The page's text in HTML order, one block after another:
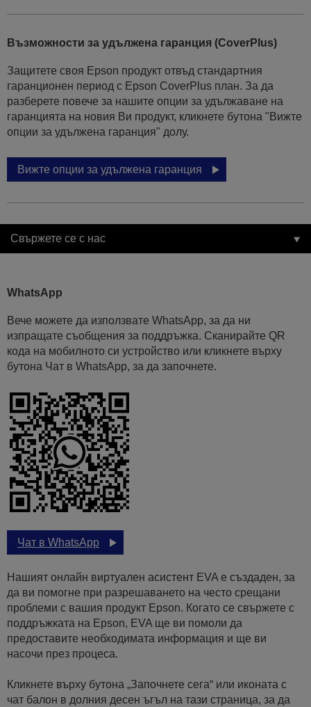
Възможности за удължена гаранция (CoverPlus)
Защитете своя Epson продукт отвъд стандартния
гаранционен период с Epson CoverPlus план. За да
разберете повече за нашите опции за удължаване на
гаранцията на новия Ви продукт, кликнете бутона "Вижте
опции за удължена гаранция" долу.
Вижте опции за удължена гаранция
Свържете се с нас
WhatsApp
Вече можете да използвате WhatsApp, за да ни
изпращате съобщения за поддръжка. Сканирайте QR
кода на мобилното си устройство или кликнете върху
бутона Чат в WhatsApp, за да започнете.
Чат в WhatsApp
Нашият онлайн виртуален асистент EVA е създаден, за
да ви помогне при разрешаването на често срещани
проблеми с вашия продукт Epson. Когато се свържете с
поддръжката на Epson, EVA ще ви помоли да
предоставите необходимата информация и ще ви
насочи през процеса.
Кликнете върху бутона „Започнете сега“ или иконата с
чат балон в долния десен ъгъл на тази страница, за да